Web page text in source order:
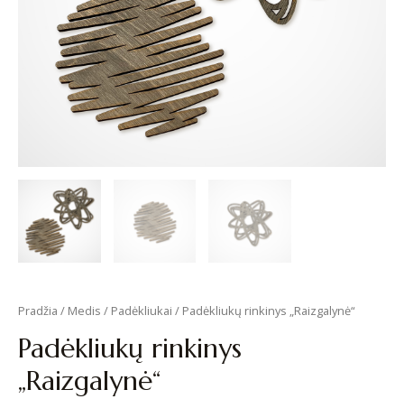
Pradžia / Medis / Padėkliukai / Padėkliukų rinkinys „Raizgalynė“
Padėkliukų rinkinys
„Raizgalynė“